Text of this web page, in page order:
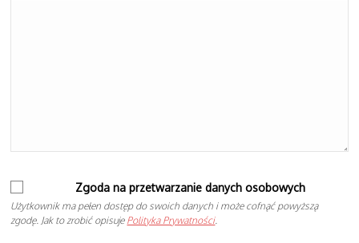
Zgoda na przetwarzanie danych osobowych
Użytkownik ma pełen dostęp do swoich danych i może cofnąć powyższą
zgodę. Jak to zrobić opisuje Polityka Prywatności.